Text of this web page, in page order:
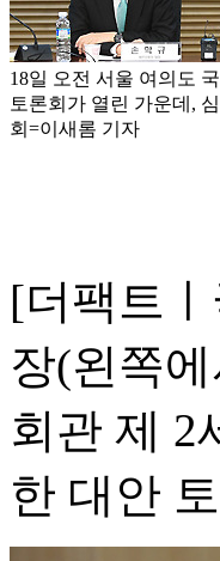
18일 오전 서울 여의도
토론회가 열린 가운데,
회=이새롬 기자
[더팩트
장(왼쪽
회관 제 2
한 대안